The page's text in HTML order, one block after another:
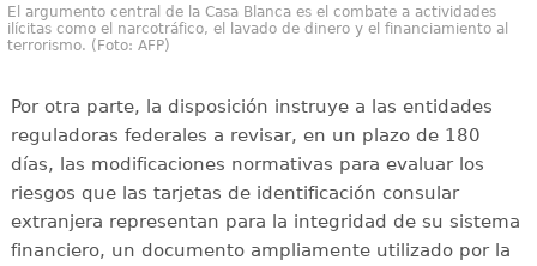
El argumento central de la Casa Blanca es el combate a actividades
ilícitas como el narcotráfico, el lavado de dinero y el financiamiento al
terrorismo. (Foto: AFP)
Por otra parte, la disposición instruye a las entidades
reguladoras federales a revisar, en un plazo de 180
días, las modificaciones normativas para evaluar los
riesgos que las tarjetas de identificación consular
extranjera representan para la integridad de su sistema
financiero, un documento ampliamente utilizado por la